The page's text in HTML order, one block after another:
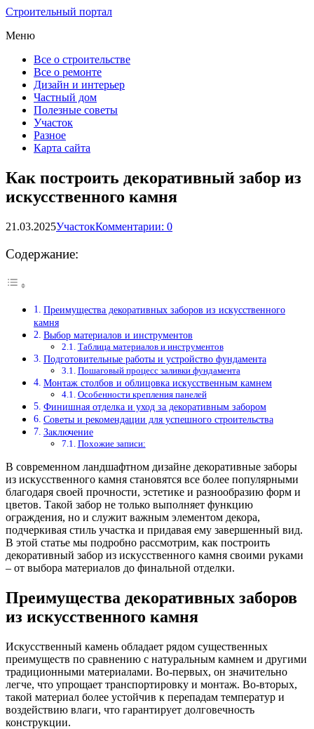
Строительный портал
Меню
Все о строительстве
Все о ремонте
Дизайн и интерьер
Частный дом
Полезные советы
Участок
Разное
Карта сайта
Как построить декоративный забор из
искусственного камня
21.03.2025УчастокКомментарии: 0
Содержание:
Преимущества декоративных заборов из искусственного
камня
Выбор материалов и инструментов
Таблица материалов и инструментов
Подготовительные работы и устройство фундамента
Пошаговый процесс заливки фундамента
Монтаж столбов и облицовка искусственным камнем
Особенности крепления панелей
Финишная отделка и уход за декоративным забором
Советы и рекомендации для успешного строительства
Заключение
Похожие записи:
В современном ландшафтном дизайне декоративные заборы
из искусственного камня становятся все более популярными
благодаря своей прочности, эстетике и разнообразию форм и
цветов. Такой забор не только выполняет функцию
ограждения, но и служит важным элементом декора,
подчеркивая стиль участка и придавая ему завершенный вид.
В этой статье мы подробно рассмотрим, как построить
декоративный забор из искусственного камня своими руками
– от выбора материалов до финальной отделки.
Преимущества декоративных заборов
из искусственного камня
Искусственный камень обладает рядом существенных
преимуществ по сравнению с натуральным камнем и другими
традиционными материалами. Во-первых, он значительно
легче, что упрощает транспортировку и монтаж. Во-вторых,
такой материал более устойчив к перепадам температур и
воздействию влаги, что гарантирует долговечность
конструкции.